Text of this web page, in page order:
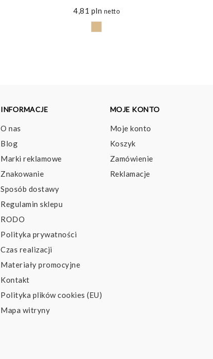
4,81 pln netto
INFORMACJE
O nas
Blog
Marki reklamowe
Znakowanie
Sposób dostawy
Regulamin sklepu
RODO
Polityka prywatności
Czas realizacji
Materiały promocyjne
Kontakt
Polityka plików cookies (EU)
Mapa witryny
MOJE KONTO
Moje konto
Koszyk
Zamówienie
Reklamacje